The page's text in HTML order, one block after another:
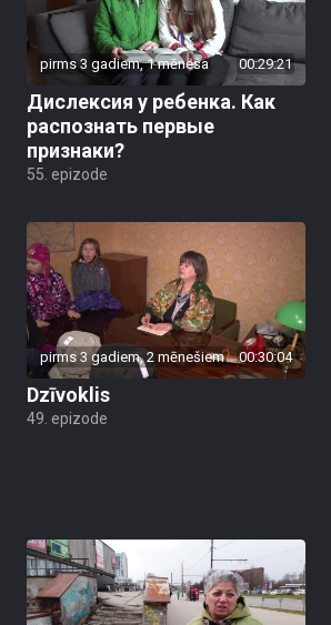
pirms 3 gadiem, 1 mēneša 00:29:21
Дислексия у ребенка. Как
распознать первые
признаки?
55. epizode
pirms 3 gadiem, 2 mēnešiem 00:30:04
Dzīvoklis
49. epizode